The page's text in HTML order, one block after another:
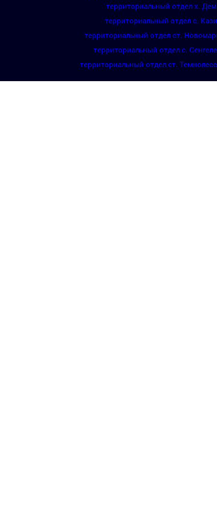
территориальный отдел х.
территориальный отдел с.
территориальный отдел ст.
территориальный отдел с.
территориальный отдел ст.